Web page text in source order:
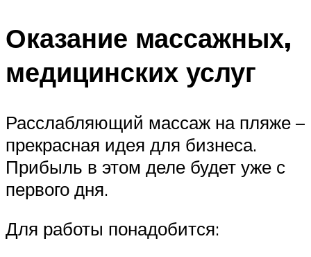
Оказание массажных,
медицинских услуг
Расслабляющий массаж на пляже –
прекрасная идея для бизнеса.
Прибыль в этом деле будет уже с
первого дня.
Для работы понадобится: